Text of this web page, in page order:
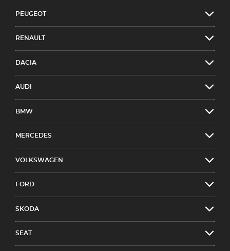
PEUGEOT
RENAULT
DACIA
AUDI
BMW
MERCEDES
VOLKSWAGEN
FORD
SKODA
SEAT